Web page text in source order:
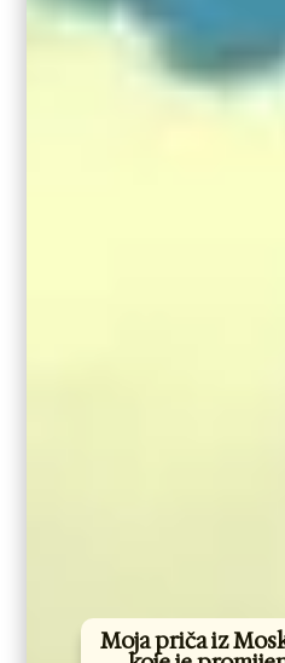
Moja priča iz